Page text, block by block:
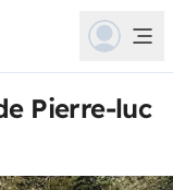
Pierre-luc